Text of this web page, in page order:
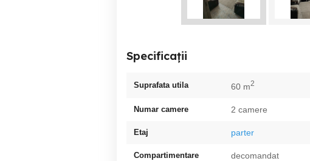
Specificații
Suprafata utila 60 m2
Numar camere 2 camere
Etaj parter
Compartimentare decomandat